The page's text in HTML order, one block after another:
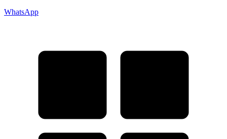
WhatsApp